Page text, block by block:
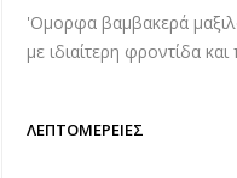
'Ομορφα βαμβακερά
με ιδιαίτερη φροντίδα
ΛΕΠΤΟΜΕΡΕΙΕΣ